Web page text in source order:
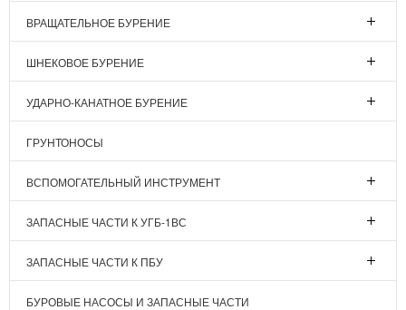
ВРАЩАТЕЛЬНОЕ БУРЕНИЕ
ШНЕКОВОЕ БУРЕНИЕ
УДАРНО-КАНАТНОЕ БУРЕНИЕ
ГРУНТОНОСЫ
ВСПОМОГАТЕЛЬНЫЙ ИНСТРУМЕНТ
ЗАПАСНЫЕ ЧАСТИ К УГБ-1ВС
ЗАПАСНЫЕ ЧАСТИ К ПБУ
БУРОВЫЕ НАСОСЫ И ЗАПАСНЫЕ ЧАСТИ